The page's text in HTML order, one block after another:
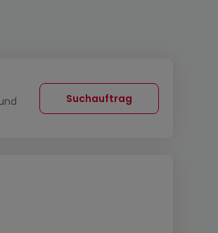
Suchauftrag